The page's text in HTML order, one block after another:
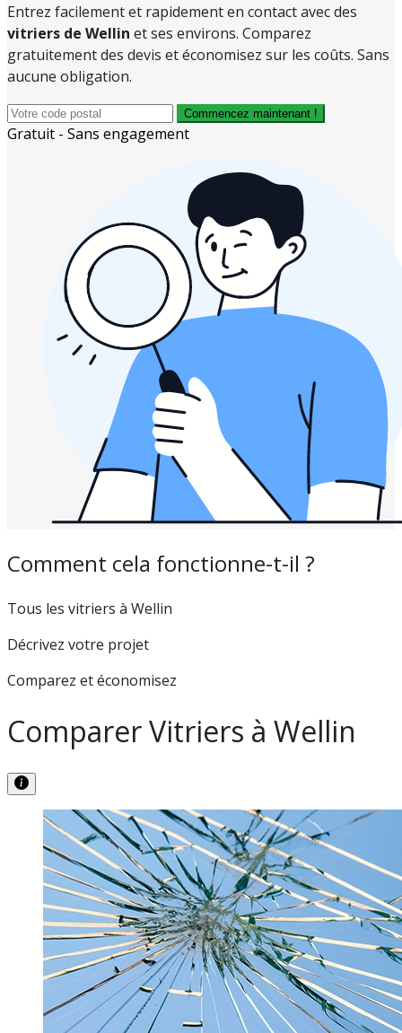
Entrez facilement et rapidement en contact avec des
vitriers de Wellin et ses environs. Comparez
gratuitement des devis et économisez sur les coûts. Sans
aucune obligation.
Commencez maintenant !
Gratuit - Sans engagement
Comment cela fonctionne-t-il ?
Tous les vitriers à Wellin
Décrivez votre projet
Comparez et économisez
Comparer Vitriers à Wellin